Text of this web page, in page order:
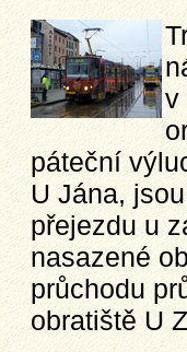
v
páteční
U Jána,
přejezdu u
nasazené
průchodu
obratiště U